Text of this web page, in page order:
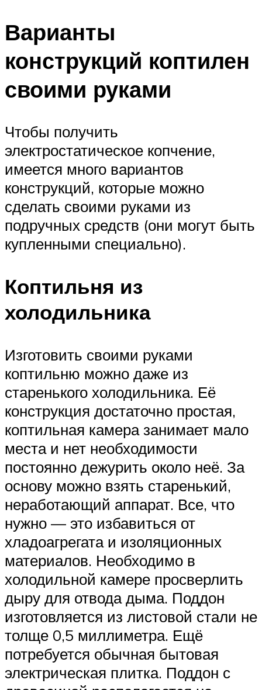
Варианты
конструкций коптилен
своими руками
Чтобы получить
электростатическое копчение,
имеется много вариантов
конструкций, которые можно
сделать своими руками из
подручных средств (они могут быть
купленными специально).
Коптильня из
холодильника
Изготовить своими руками
коптильню можно даже из
старенького холодильника. Её
конструкция достаточно простая,
коптильная камера занимает мало
места и нет необходимости
постоянно дежурить около неё. За
основу можно взять старенький,
неработающий аппарат. Все, что
нужно — это избавиться от
хладоагрегата и изоляционных
материалов. Необходимо в
холодильной камере просверлить
дыру для отвода дыма. Поддон
изготовляется из листовой стали не
толще 0,5 миллиметра. Ещё
потребуется обычная бытовая
электрическая плитка. Поддон с